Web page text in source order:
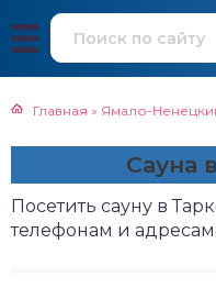
Главная » Ямало-
Сауна
Посетить сауну в
телефонам и адресам: